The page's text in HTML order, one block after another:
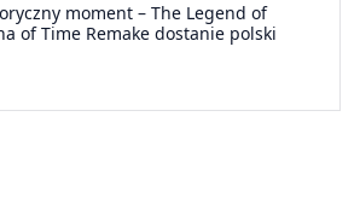
moment – The Legend of
of Time Remake dostanie polski